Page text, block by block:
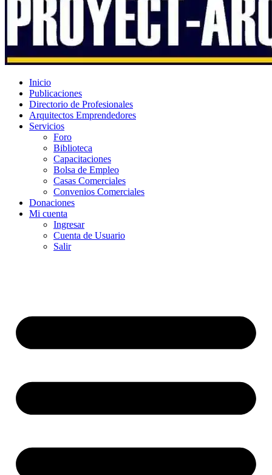
Inicio
Publicaciones
Directorio de Profesionales
Arquitectos Emprendedores
Servicios
Foro
Biblioteca
Capacitaciones
Bolsa de Empleo
Casas Comerciales
Convenios Comerciales
Donaciones
Mi cuenta
Ingresar
Cuenta de Usuario
Salir